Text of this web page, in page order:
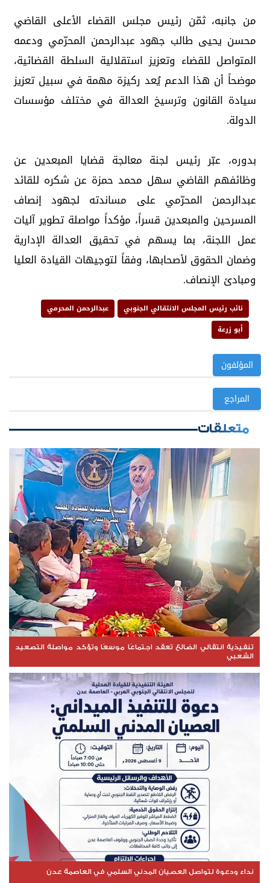
من جانبه، ثمّن رئيس مجلس القضاء الأعلى القاضي
محسن يحيى طالب جهود عبدالرحمن المحرّمي ودعمه
المتواصل للقضاء وتعزيز استقلالية السلطة القضائية،
موضحاً أن هذا الدعم يُعد ركيزة مهمة في سبيل تعزيز
سيادة القانون وترسيخ العدالة في مختلف مؤسسات
الدولة.
بدوره، عبّر رئيس لجنة معالجة قضايا المبعدين عن
وظائفهم القاضي سهل محمد حمزة عن شكره للقائد
عبدالرحمن المحرّمي على مساندته لجهود إنصاف
المسرحين والمبعدين قسراً، مؤكداً مواصلة تطوير آليات
عمل اللجنة، بما يسهم في تحقيق العدالة الإدارية
وضمان الحقوق لأصحابها، وفقاً لتوجيهات القيادة العليا
ومبادئ الإنصاف.
نائب رئيس المجلس الانتقالي الجنوبي
عبدالرحمن المحرمي
أبو زرعة
المؤلفون
المراجع
متعلقات
تنفيذية انتقالي الضالع تعقد اجتماعًا موسعًا وتؤكد مواصلة التصعيد
الشعبي
نداء ودعوة لتواصل العصيان المدني السلمي في العاصمة عدن